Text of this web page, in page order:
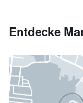
Entdecke